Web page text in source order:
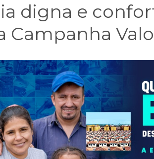
digna e
Campanha